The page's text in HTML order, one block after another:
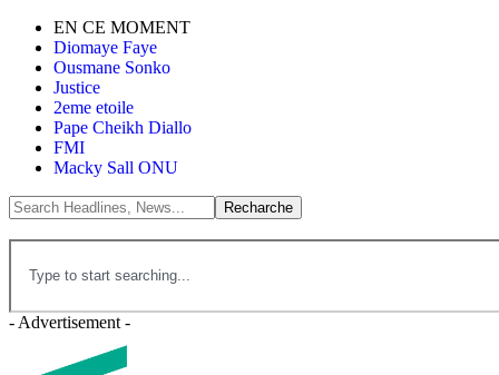
EN CE MOMENT
Diomaye Faye
Ousmane Sonko
Justice
2eme etoile
Pape Cheikh Diallo
FMI
Macky Sall ONU
- Advertisement -